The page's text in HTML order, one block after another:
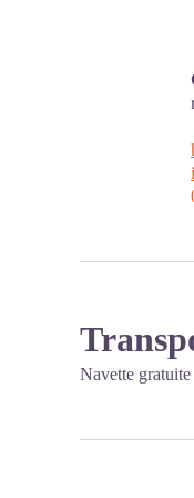
Navette